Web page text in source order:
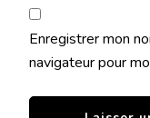
Enregistrer mon
navigateur pour